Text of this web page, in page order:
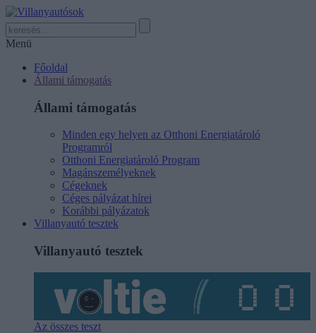
Menü
Főoldal
Állami támogatás
Állami támogatás
Minden egy helyen az Otthoni Energiatároló
Programról
Otthoni Energiatároló Program
Magánszemélyeknek
Cégeknek
Céges pályázat hírei
Korábbi pályázatok
Villanyautó tesztek
Villanyautó tesztek
Az összes teszt